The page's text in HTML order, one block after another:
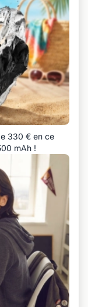
330 € en ce
mAh !